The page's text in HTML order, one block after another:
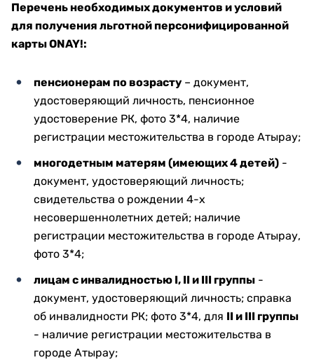
Перечень необходимых документов и условий
для получения льготной персонифицированной
картыONAY!:
пенсионерам по возрасту – документ,
удостоверяющий личность, пенсионное
удостоверение РК, фото 3*4, наличие
регистрации местожительства в городе Атырау;
многодетным матерям (имеющих 4 детей) -
документ, удостоверяющий личность;
свидетельства о рождении 4-х
несовершеннолетних детей; наличие
регистрации местожительства в городе Атырау,
фото 3*4;
лицам с инвалидностью I, II и III группы -
документ, удостоверяющий личность; справка
об инвалидности РК; фото 3*4, для II и III группы
- наличие регистрации местожительства в
городе Атырау;